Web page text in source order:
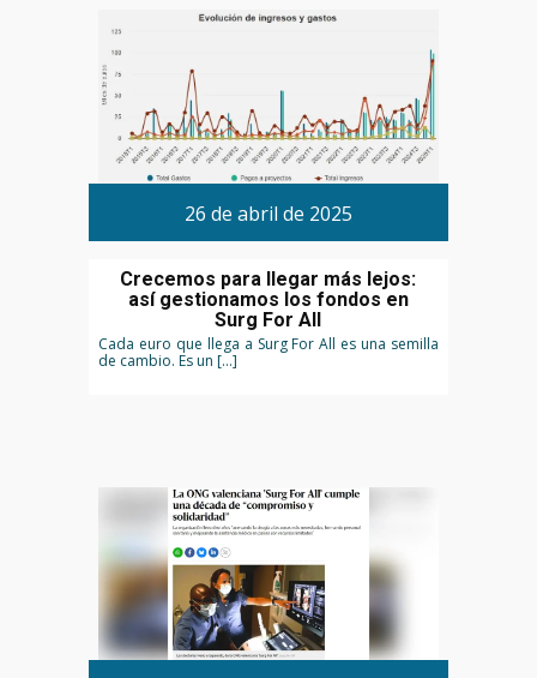
26 de abril de 2025
Crecemos para llegar más lejos:
así gestionamos los fondos en
Surg For All
Cada euro que llega a Surg For All es una semilla
de cambio. Es un […]